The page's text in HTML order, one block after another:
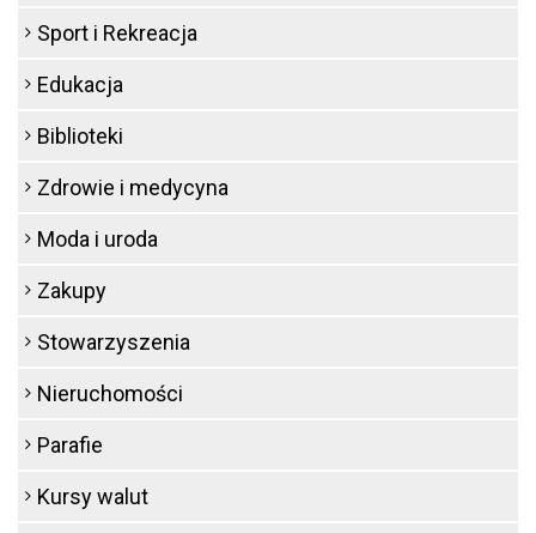
Sport i Rekreacja
Edukacja
Biblioteki
Zdrowie i medycyna
Moda i uroda
Zakupy
Stowarzyszenia
Nieruchomości
Parafie
Kursy walut